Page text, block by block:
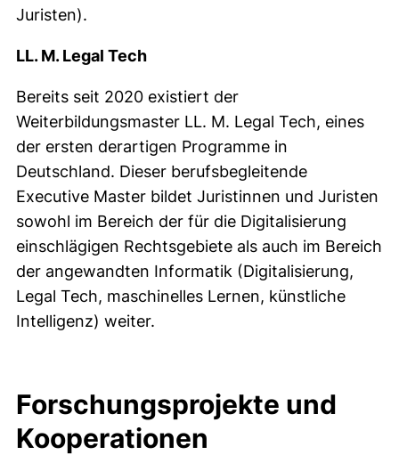
Juristen).
LL. M. Legal Tech
Bereits seit 2020 existiert der
Weiterbildungsmaster LL. M. Legal Tech, eines
der ersten derartigen Programme in
Deutschland. Dieser berufsbegleitende
Executive Master bildet Juristinnen und Juristen
sowohl im Bereich der für die Digitalisierung
einschlägigen Rechtsgebiete als auch im Bereich
der angewandten Informatik (Digitalisierung,
Legal Tech, maschinelles Lernen, künstliche
Intelligenz) weiter.
Forschungsprojekte und
Kooperationen